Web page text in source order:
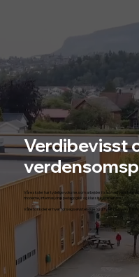
Verdibevisst
Våre skoler har tydelige voksne, som arbeider i tråd med våre
moderne, internasjonal pedagogikk og klassisk, kristen tro.
Våre to skoler er hver for seg selvstendige og utfyller på hver sin